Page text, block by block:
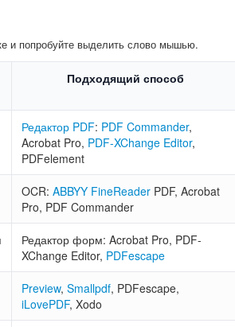
и попробуйте выделить слово мышью.
Подходящий способ
Редактор PDF: PDF Commander,
Acrobat Pro, PDF-XChange Editor,
PDFelement
OCR: ABBYY FineReader PDF, Acrobat
Pro, PDF Commander
Редактор форм: Acrobat Pro, PDF-
XChange Editor, PDFescape
Preview, Smallpdf, PDFescape,
iLovePDF, Xodo